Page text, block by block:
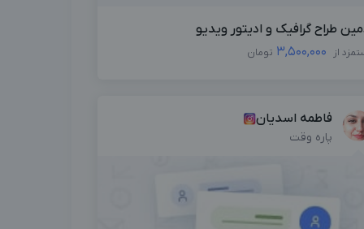
طراح گرافیک و ادیتور ویدیو
از 3,500,000 تومان
فاطمه اسدیان
پاره وقت